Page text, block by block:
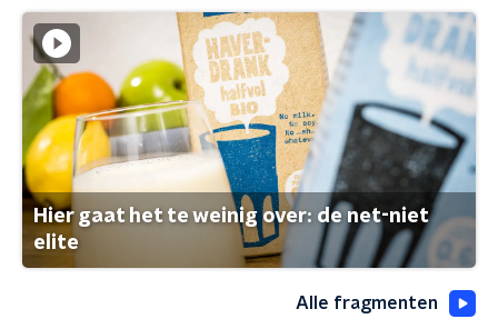
Hier gaat het te weinig over: de net-niet
elite
Alle fragmenten